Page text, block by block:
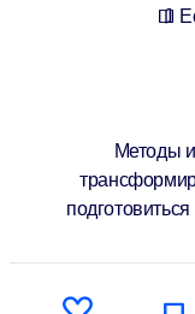
Для ИИ-систем
Методы